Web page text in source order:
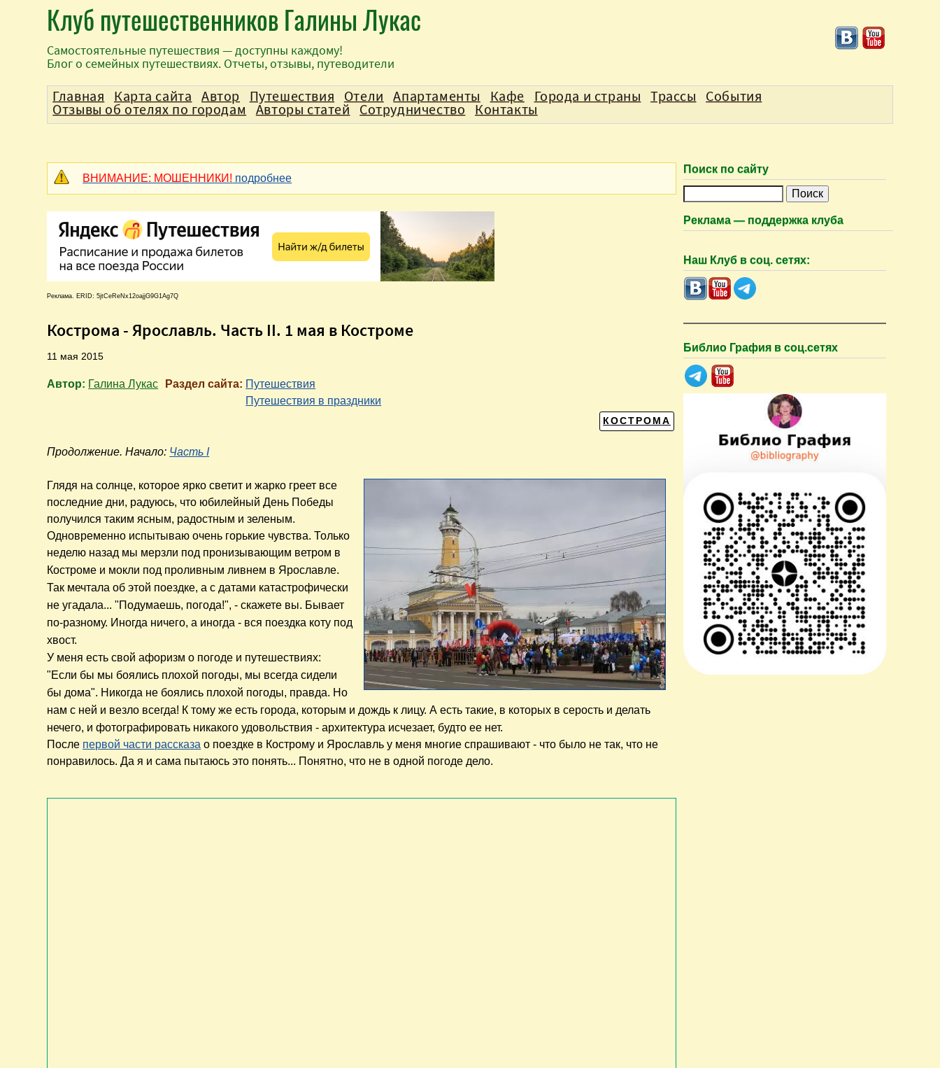
Клуб путешественников Галины Лукас
Самостоятельные путешествия — доступны каждому!
Блог о семейных путешествиях. Отчеты, отзывы, путеводители
ВНИМАНИЕ: МОШЕННИКИ! подробнее
Реклама. ERID: 5jtCeReNx12oajjG9G1Ag7Q
Кострома - Ярославль. Часть II. 1 мая в Костроме
11 мая 2015
Автор: Галина Лукас Раздел сайта: Путешествия
Путешествия в праздники
КОСТРОМА
Продолжение. Начало: Часть I
Глядя на солнце, которое ярко светит и жарко греет все
последние дни, радуюсь, что юбилейный День Победы
получился таким ясным, радостным и зеленым.
Одновременно испытываю очень горькие чувства. Только
неделю назад мы мерзли под пронизывающим ветром в
Костроме и мокли под проливным ливнем в Ярославле.
Так мечтала об этой поездке, а с датами катастрофически
не угадала... "Подумаешь, погода!", - скажете вы. Бывает
по-разному. Иногда ничего, а иногда - вся поездка коту под
хвост.
У меня есть свой афоризм о погоде и путешествиях:
"Если бы мы боялись плохой погоды, мы всегда сидели
бы дома". Никогда не боялись плохой погоды, правда. Но
нам с ней и везло всегда! К тому же есть города, которым и дождь к лицу. А есть такие, в которых в серость и делать
нечего, и фотографировать никакого удовольствия - архитектура исчезает, будто ее нет.
После первой части рассказа о поездке в Кострому и Ярославль у меня многие спрашивают - что было не так, что не
понравилось. Да я и сама пытаюсь это понять... Понятно, что не в одной погоде дело.
Главная Карта сайта Автор Путешествия Отели Апартаменты Кафе Города и страны Трассы События
Отзывы об отелях по городам Авторы статей Сотрудничество Контакты
Поиск по сайту
и
к
Реклама — поддержка клуба
Наш Клуб в соц. сетях:
Библио Графия в соц.сетях